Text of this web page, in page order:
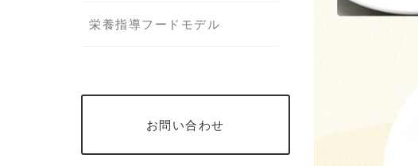
栄養指導フードモデル
お問い合わせ